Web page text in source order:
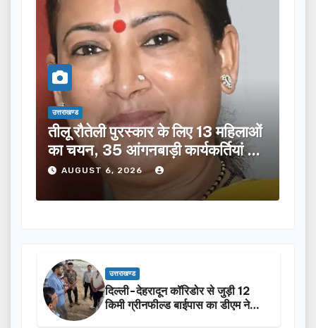
उत्तराखण्ड
तीलू रौतेली पुरस्कार के लिए 13 महिलाओं
का चयन, 35 आंगनबाड़ी कार्यकर्तियां भी
होंगी सम्मानित…
AUGUST 6, 2026
उत्तराखण्ड
दिल्ली-देहरादून कॉरिडोर से जुड़ी 12
किमी ग्रीनफील्ड बाईपास का डीएम ने